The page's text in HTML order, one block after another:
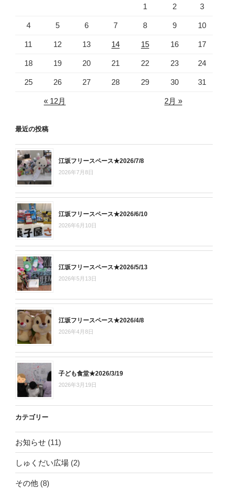
1 2 3
4 5 6 7 8 9 10
11 12 13 14 15 16 17
18 19 20 21 22 23 24
25 26 27 28 29 30 31
« 12月 2月 »
最近の投稿
江坂フリースペース★2026/7/8
2026年7月8日
江坂フリースペース★2026/6/10
2026年6月10日
江坂フリースペース★2026/5/13
2026年5月13日
江坂フリースペース★2026/4/8
2026年4月8日
子ども食堂★2026/3/19
2026年3月19日
カテゴリー
お知らせ (11)
しゅくだい広場 (2)
その他 (8)